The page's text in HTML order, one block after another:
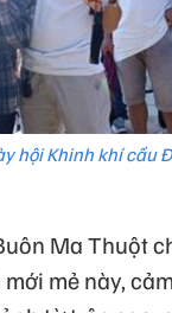
hội Khinh khí cầu
Ma Thuột
mẻ này,